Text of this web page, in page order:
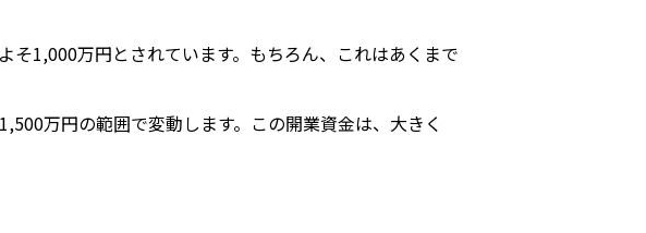
1,000万円とされています。もちろん、これはあくまで
万円の範囲で変動します。この開業資金は、大きく